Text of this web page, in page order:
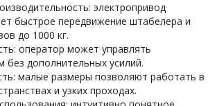
электропривод
быстрое передвижение штабелера и
до 1000 кг.
оператор может управлять
без дополнительных усилий.
малые размеры позволяют работать в
и узких проходах.